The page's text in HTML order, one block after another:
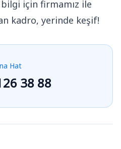
için firmamız ile
kadro, yerinde keşif!
Hat
38 88